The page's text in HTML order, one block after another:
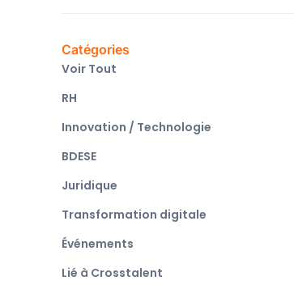
Catégories
Voir Tout
RH
Innovation / Technologie
BDESE
Juridique
Transformation digitale
Événements
Lié à Crosstalent